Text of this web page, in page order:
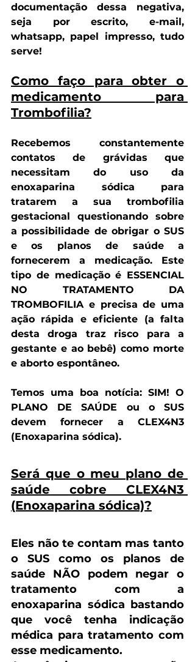
documentação dessa negativa,
seja por escrito, e-mail,
whatsapp, papel impresso, tudo
serve!
Como faço para obter o
medicamento para
Trombofilia?
Recebemos constantemente
contatos de grávidas que
necessitam do uso da
enoxaparina sódica para
tratarem a sua trombofilia
gestacional questionando sobre
a possibilidade de obrigar o SUS
e os planos de saúde a
fornecerem a medicação. Este
tipo de medicação é ESSENCIAL
NO TRATAMENTO DA
TROMBOFILIA e precisa de uma
ação rápida e eficiente (a falta
desta droga traz risco para a
gestante e ao bebê) como morte
e aborto espontâneo.
Temos uma boa notícia: SIM! O
PLANO DE SAÚDE ou o SUS
devem fornecer a CLEX4N3
(Enoxaparina sódica).
Será que o meu plano de
saúde cobre CLEX4N3
(Enoxaparina sódica)?
Eles não te contam mas tanto
o SUS como os planos de
saúde NÃO podem negar o
tratamento com a
enoxaparina sódica bastando
que você tenha indicação
médica para tratamento com
esse medicamento.